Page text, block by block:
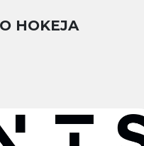
HOKEJA